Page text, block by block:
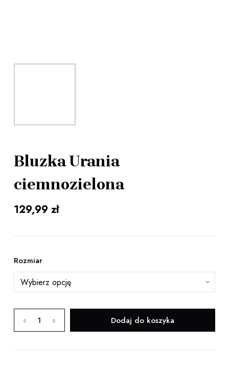
Bluzka Urania
ciemnozielona
129,99 zł
Rozmiar
ciemnozielona
Dodaj do koszyka